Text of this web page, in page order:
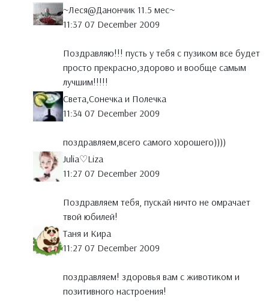
~Леся@Данончик 11.5 мeс~
11:37 07 December 2009
Поздравляю!!! пусть у тебя с пузиком все будет
просто прекрасно,здорово и вообще самым
лучшим!!!!!
Света,Сонечка и Полечка
11:34 07 December 2009
поздравляем,всего самого хорошего))))
Julia♡Liza
11:27 07 December 2009
Поздравляем тебя, пускай ничто не омрачает
твой юбилей!
Таня и Кира
11:27 07 December 2009
поздравляем! здоровья вам с животиком и
позитивного настроения!